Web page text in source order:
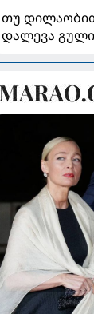
თუ
დალევა